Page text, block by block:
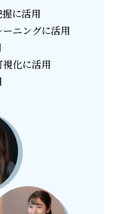
に活用
ニングに活用
視化に活用